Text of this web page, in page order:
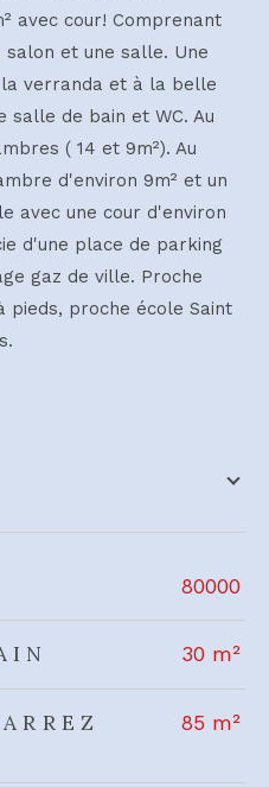
avec cour! Comprenant
et une salle. Une
la verranda et à la belle
salle de bain et WC. Au
( 14 et 9m²). Au
d'environ 9m² et un
avec une cour d'environ
d'une place de parking
gaz de ville. Proche
pieds, proche école Saint
TRAD_ZEPHYR_Valeurs
80000
30 m²
85 m²